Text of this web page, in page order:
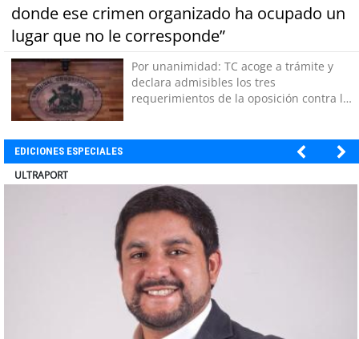
donde ese crimen organizado ha ocupado un
lugar que no le corresponde”
Por unanimidad: TC acoge a trámite y
declara admisibles los tres
requerimientos de la oposición contra la
EDICIONES ESPECIALES
BANCO DE CHILE